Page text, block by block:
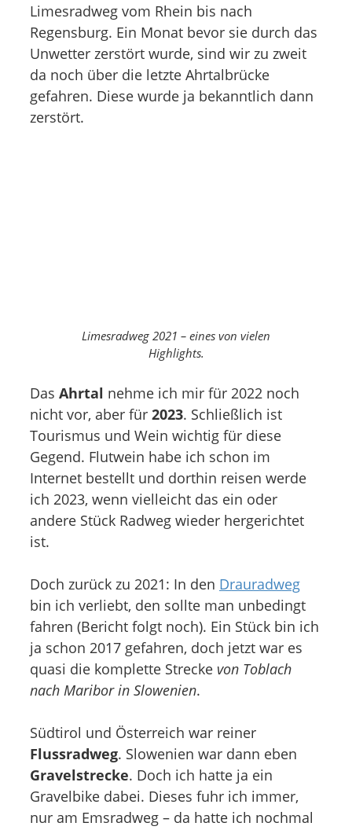
Limesradweg vom Rhein bis nach
Regensburg. Ein Monat bevor sie durch das
Unwetter zerstört wurde, sind wir zu zweit
da noch über die letzte Ahrtalbrücke
gefahren. Diese wurde ja bekanntlich dann
zerstört.
Limesradweg 2021 – eines von vielen
Highlights.
Das Ahrtal nehme ich mir für 2022 noch
nicht vor, aber für 2023. Schließlich ist
Tourismus und Wein wichtig für diese
Gegend. Flutwein habe ich schon im
Internet bestellt und dorthin reisen werde
ich 2023, wenn vielleicht das ein oder
andere Stück Radweg wieder hergerichtet
ist.
Doch zurück zu 2021: In den Drauradweg
bin ich verliebt, den sollte man unbedingt
fahren (Bericht folgt noch). Ein Stück bin ich
ja schon 2017 gefahren, doch jetzt war es
quasi die komplette Strecke von Toblach
nach Maribor in Slowenien.
Südtirol und Österreich war reiner
Flussradweg. Slowenien war dann eben
Gravelstrecke. Doch ich hatte ja ein
Gravelbike dabei. Dieses fuhr ich immer,
nur am Emsradweg – da hatte ich nochmal